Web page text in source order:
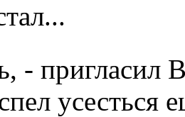
- пригласил
усесться